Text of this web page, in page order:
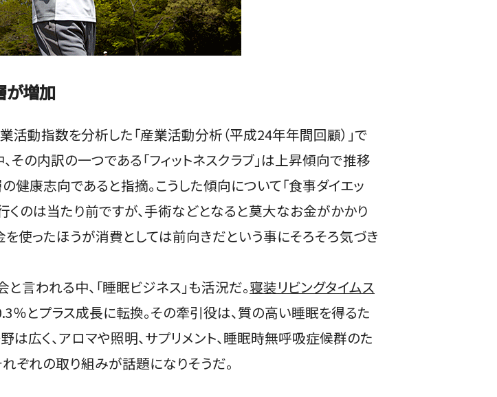
が増加
動指数を分析した「産業活動分析（平成24年年間回顧）」で
その内訳の一つである「フィットネスクラブ」は上昇傾向で推移
健康志向であると指摘。こうした傾向について「食事ダイエッ
くのは当たり前ですが、手術などとなると莫大なお金がかかり
使ったほうが消費としては前向きだという事にそろそろ気づき
言われる中、「睡眠ビジネス」も活況だ。寝装リビングタイムス
％とプラス成長に転換。その牽引役は、質の高い睡眠を得るた
は広く、アロマや照明、サプリメント、睡眠時無呼吸症候群のた
ぞれの取り組みが話題になりそうだ。